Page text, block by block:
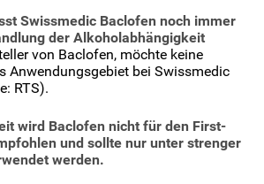
Swissmedic Baclofen noch immer
der Alkoholabhängigkeit
von Baclofen, möchte keine
Anwendungsgebiet bei Swissmedic
RTS).
wird Baclofen nicht für den First-
und sollte nur unter strenger
werden.